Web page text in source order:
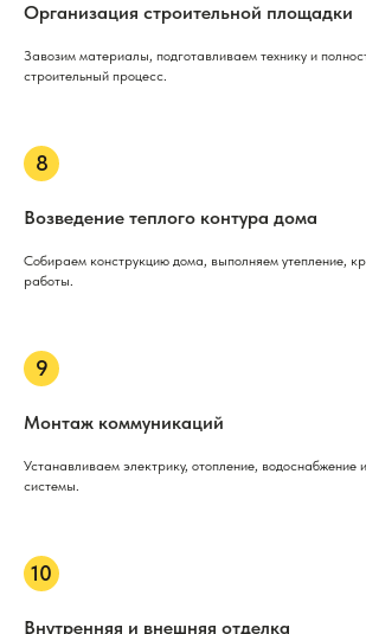
Организация строительной площадки
Завозим материалы, подготавливаем технику и
строительный процесс.
Возведение теплого контура дома
Собираем конструкцию дома, выполняем утепление,
работы.
Монтаж коммуникаций
Устанавливаем электрику, отопление, водоснабжение
системы.
Внутренняя и внешняя отделка